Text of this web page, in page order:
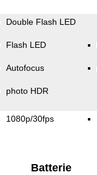
Double Flash LED
Flash LED
Autofocus
photo HDR
1080p/30fps
Batterie